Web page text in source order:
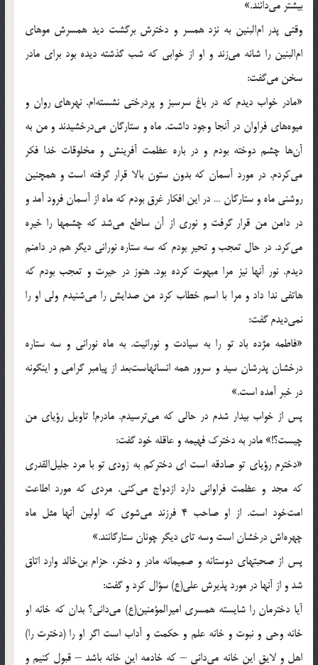
بيشتر مى‌دانند.»
وقتى پدر ام‌البنين به نزد همسر و دخترش برگشت ديد همسرش موهاى
ام‌البنين را شانه مى‌زند و او از خوابى كه شب گذشته ديده بود براى مادر
سخن مى‌گفت:
«مادر خواب ديدم كه در باغ سرسبز و پردرختى نشسته‌ام. نهرهاى روان و
ميوه‌هاى فراوان در آنجا وجود داشت. ماه و ستارگان مى‌درخشيدند و من به
آن‌ها چشم دوخته بودم و در باره عظمت آفرينش و مخلوقات خدا فكر
مى‌كردم. در مورد آسمان كه بدون ستون بالا قرار گرفته است و همچنين
روشنى ماه و ستارگان … در اين افكار غرق بودم كه ماه از آسمان فرود آمد و
در دامن من قرار گرفت و نورى از آن ساطع مى‌شد كه چشمها را خيره
مى‌كرد. در حال تعجب و تحير بودم كه سه ستاره نورانى ديگر هم در دامنم
ديدم. نور آنها نيز مرا مبهوت كرده بود. هنوز در حيرت و تعجب بودم كه
هاتفى ندا داد و مرا با اسم خطاب كرد من صدايش را مى‌شنيدم ولى او را
نمى‌ديدم گفت:
«فاطمه مژده باد تو را به سيادت و نورانيت. به ماه نورانى و سه ستاره
درخشان پدرشان سيد و سرور همه انسانهاست‌بعد از پيامبر گرامى و اينگونه
در خبر آمده است.»
پس از خواب بيدار شدم در حالى كه مى‌ترسيدم. مادرم! تاويل رؤياى من
چيست؟!» مادر به دخترك فهيمه و عاقله خود گفت:
«دخترم رؤياى تو صادقه است اى دختركم به زودى تو با مرد جليل‌القدرى
كه مجد و عظمت فراوانى دارد ازدواج مى‌كنى. مردى كه مورد اطاعت
امت‌خود است. از او صاحب 4 فرزند مى‌شوى كه اولين آنها مثل ماه
چهره‌اش درخشان است وسه تاى ديگر چونان ستارگانند.»
پس از صحبتهاى دوستانه و صميمانه مادر و دختر، حزام بن‌خالد وارد اتاق
شد و از آنها در مورد پذيرش على(ع) سؤال كرد و گفت:
آيا دخترمان را شايسته همسرى اميرالمؤمنين(ع) مى‌دانى؟ بدان كه خانه او
خانه وحى و نبوت و خانه علم و حكمت و آداب است اگر او را (دخترت را)
اهل و لايق اين خانه مى‌دانى – كه خادمه اين خانه باشد – قبول كنيم و